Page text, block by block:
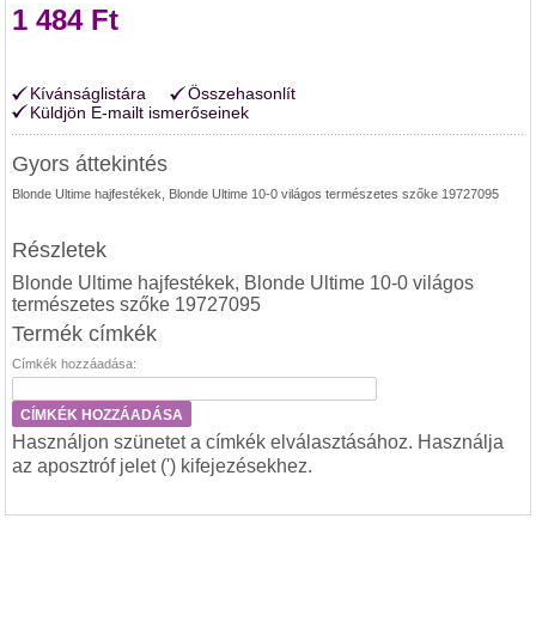
1 484 Ft
Kívánságlistára
Összehasonlít
Küldjön E-mailt ismerőseinek
Gyors áttekintés
Blonde Ultime hajfestékek, Blonde Ultime 10-0 világos természetes szőke 19727095
Részletek
Blonde Ultime hajfestékek, Blonde Ultime 10-0 világos
természetes szőke 19727095
Termék címkék
Címkék hozzáadása:
CÍMKÉK HOZZÁADÁSA
Használjon szünetet a címkék elválasztásához. Használja
az aposztróf jelet (') kifejezésekhez.